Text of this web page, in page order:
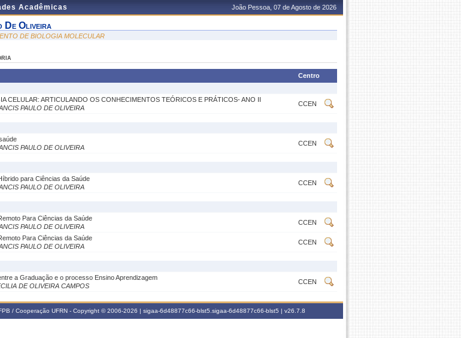
Acadêmicas João Pessoa, 07 de Agosto de 2026
De Oliveira
DE BIOLOGIA MOLECULAR
Centro
CELULAR: ARTICULANDO OS CONHECIMENTOS TEÓRICOS E PRÁTICOS- ANO II
PAULO DE OLIVEIRA
CCEN
PAULO DE OLIVEIRA
CCEN
para Ciências da Saúde
PAULO DE OLIVEIRA
CCEN
Para Ciências da Saúde
PAULO DE OLIVEIRA
CCEN
Para Ciências da Saúde
PAULO DE OLIVEIRA
CCEN
a Graduação e o processo Ensino Aprendizagem
DE OLIVEIRA CAMPOS
CCEN
/ Cooperação UFRN - Copyright © 2006-2026 | sigaa-6d48877c66-blst5.sigaa-6d48877c66-blst5 | v26.7.8